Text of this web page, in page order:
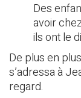
Des
avoir
ils ont le
De plus en
s’adressa à
regard.